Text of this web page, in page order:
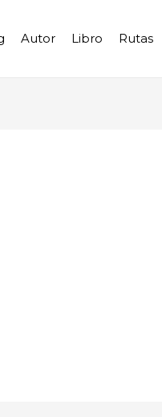
Autor Libro Rutas